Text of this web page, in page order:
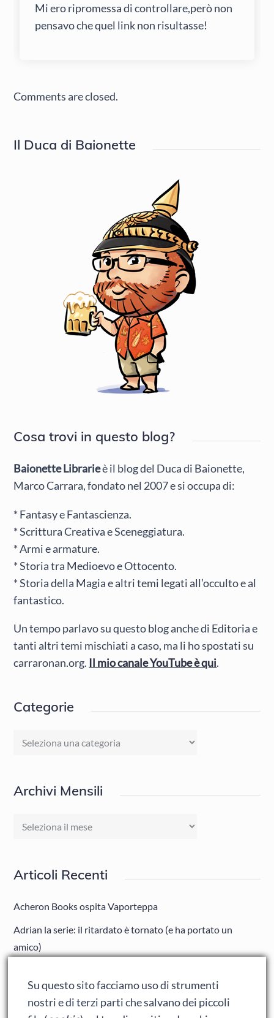
Mi ero ripromessa di controllare,però non
pensavo che quel link non risultasse!
Comments are closed.
Il Duca di Baionette
Cosa trovi in questo blog?
Baionette Librarieè il blog del Duca di Baionette,
Marco Carrara, fondato nel 2007 e si occupa di:
* Fantasy e Fantascienza.
* Scrittura Creativa e Sceneggiatura.
* Armi e armature.
* Storia tra Medioevo e Ottocento.
* Storia della Magia e altri temi legati all’occulto e al
fantastico.
Un tempo parlavo su questo blog anche di Editoria e
tanti altri temi mischiati a caso, ma li ho spostati su
carraronan.org. Il mio canale YouTube è qui.
Categorie
Categorie
Archivi Mensili
Archivi
Articoli Recenti
Acheron Books ospita Vaporteppa
Adrian la serie: il ritardato è tornato (e ha portato un
amico)
Ralph spacca Internet: analisi del film
Su questo sito facciamo uso di strumenti
nostri e di terzi parti che salvano dei piccoli